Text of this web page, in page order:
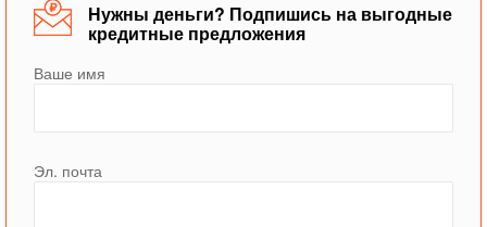
Нужны деньги? Подпишись на выгодные
кредитные предложения
Ваше имя
Эл. почта